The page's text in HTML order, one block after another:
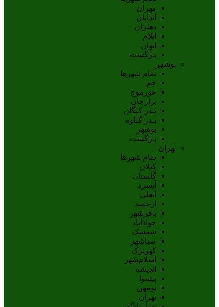
مهران
آبدانان
دهلران
ايلام
ايوان
بازگشت
بوشهر
تمام شهر‌ها
جم
خورموج
برازجان
بندر کنگان
بندر گناوه
بوشهر
بازگشت
تهران
تمام شهر‌ها
کیلان
گلستان
آبسرد
آبعلی
ارجمند
باقرشهر
جوادآباد
شمشک
صباشهر
کهریزک
اسلام‌شهر
اندیشه
پيشوا
بومهن
تهران